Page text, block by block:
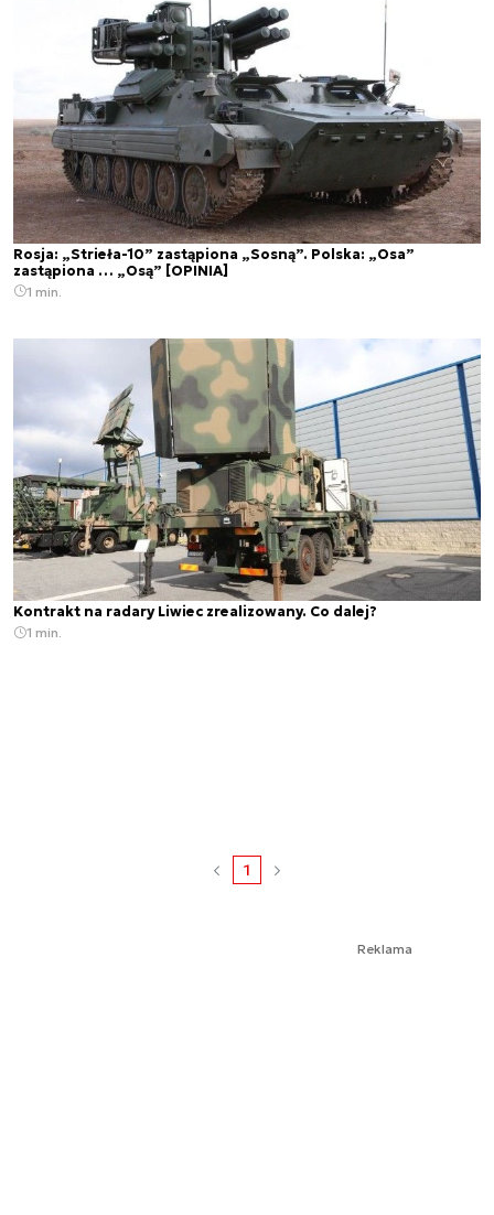
Rosja: „Strieła-10” zastąpiona „Sosną”. Polska: „Osa”
zastąpiona … „Osą” [OPINIA]
1 min.
Kontrakt na radary Liwiec zrealizowany. Co dalej?
1 min.
1
Reklama